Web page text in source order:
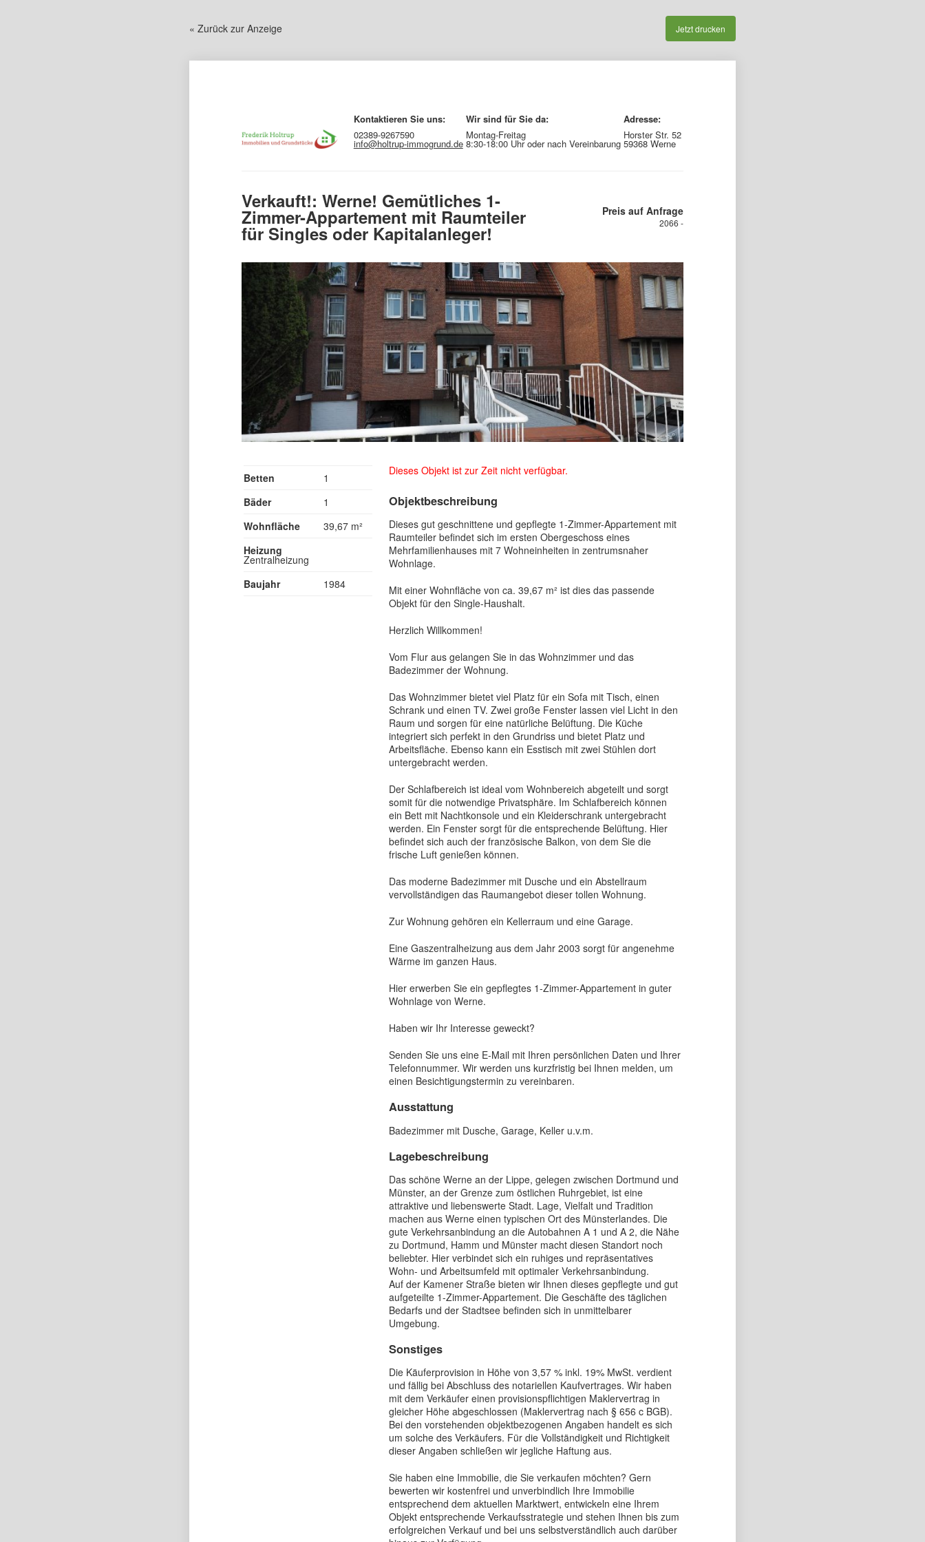
« Zurück zur Anzeige Jetzt drucken
Kontaktieren Sie uns:
02389-9267590
info@holtrup-immogrund.de
Wir sind für Sie da:
Montag-Freitag
8:30-18:00 Uhr oder nach Vereinbarung
Adresse:
Horster Str. 52
59368 Werne
Verkauft!: Werne! Gemütliches 1-
Zimmer-Appartement mit Raumteiler
für Singles oder Kapitalanleger!
Preis auf Anfrage
2066 -
Betten
1
Bäder
1
Wohnfläche
39,67 m²
Heizung
Zentralheizung
Baujahr
1984
Dieses Objekt ist zur Zeit nicht verfügbar.
Objektbeschreibung
Dieses gut geschnittene und gepflegte 1-Zimmer-Appartement mit
Raumteiler befindet sich im ersten Obergeschoss eines
Mehrfamilienhauses mit 7 Wohneinheiten in zentrumsnaher
Wohnlage.
Mit einer Wohnfläche von ca. 39,67 m² ist dies das passende
Objekt für den Single-Haushalt.
Herzlich Willkommen!
Vom Flur aus gelangen Sie in das Wohnzimmer und das
Badezimmer der Wohnung.
Das Wohnzimmer bietet viel Platz für ein Sofa mit Tisch, einen
Schrank und einen TV. Zwei große Fenster lassen viel Licht in den
Raum und sorgen für eine natürliche Belüftung. Die Küche
integriert sich perfekt in den Grundriss und bietet Platz und
Arbeitsfläche. Ebenso kann ein Esstisch mit zwei Stühlen dort
untergebracht werden.
Der Schlafbereich ist ideal vom Wohnbereich abgeteilt und sorgt
somit für die notwendige Privatsphäre. Im Schlafbereich können
ein Bett mit Nachtkonsole und ein Kleiderschrank untergebracht
werden. Ein Fenster sorgt für die entsprechende Belüftung. Hier
befindet sich auch der französische Balkon, von dem Sie die
frische Luft genießen können.
Das moderne Badezimmer mit Dusche und ein Abstellraum
vervollständigen das Raumangebot dieser tollen Wohnung.
Zur Wohnung gehören ein Kellerraum und eine Garage.
Eine Gaszentralheizung aus dem Jahr 2003 sorgt für angenehme
Wärme im ganzen Haus.
Hier erwerben Sie ein gepflegtes 1-Zimmer-Appartement in guter
Wohnlage von Werne.
Haben wir Ihr Interesse geweckt?
Senden Sie uns eine E-Mail mit Ihren persönlichen Daten und Ihrer
Telefonnummer. Wir werden uns kurzfristig bei Ihnen melden, um
einen Besichtigungstermin zu vereinbaren.
Ausstattung
Badezimmer mit Dusche, Garage, Keller u.v.m.
Lagebeschreibung
Das schöne Werne an der Lippe, gelegen zwischen Dortmund und
Münster, an der Grenze zum östlichen Ruhrgebiet, ist eine
attraktive und liebenswerte Stadt. Lage, Vielfalt und Tradition
machen aus Werne einen typischen Ort des Münsterlandes. Die
gute Verkehrsanbindung an die Autobahnen A 1 und A 2, die Nähe
zu Dortmund, Hamm und Münster macht diesen Standort noch
beliebter. Hier verbindet sich ein ruhiges und repräsentatives
Wohn- und Arbeitsumfeld mit optimaler Verkehrsanbindung.
Auf der Kamener Straße bieten wir Ihnen dieses gepflegte und gut
aufgeteilte 1-Zimmer-Appartement. Die Geschäfte des täglichen
Bedarfs und der Stadtsee befinden sich in unmittelbarer
Umgebung.
Sonstiges
Die Käuferprovision in Höhe von 3,57 % inkl. 19% MwSt. verdient
und fällig bei Abschluss des notariellen Kaufvertrages. Wir haben
mit dem Verkäufer einen provisionspflichtigen Maklervertrag in
gleicher Höhe abgeschlossen (Maklervertrag nach § 656 c BGB).
Bei den vorstehenden objektbezogenen Angaben handelt es sich
um solche des Verkäufers. Für die Vollständigkeit und Richtigkeit
dieser Angaben schließen wir jegliche Haftung aus.
Sie haben eine Immobilie, die Sie verkaufen möchten? Gern
bewerten wir kostenfrei und unverbindlich Ihre Immobilie
entsprechend dem aktuellen Marktwert, entwickeln eine Ihrem
Objekt entsprechende Verkaufsstrategie und stehen Ihnen bis zum
erfolgreichen Verkauf und bei uns selbstverständlich auch darüber